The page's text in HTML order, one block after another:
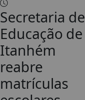
Secretaria de
Educação de
Itanhém
reabre
matrículas